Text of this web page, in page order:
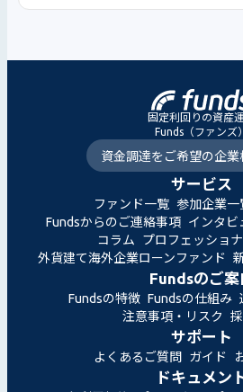
固定利回りの資産
Funds（ファンズ）
資金調達をご希望の企業
サービス
ファンド一覧 参加企業一
Fundsからのご連絡事項 インタビ
コラム
プロフェッショ
外貨建て海外企業ローンファンド
Fundsのご案
Fundsの特徴 Fundsの仕組み
注意事項・リスク
サポート
よくあるご質問 ガイド
ドキュメン